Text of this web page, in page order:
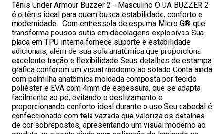
Tênis Under Armour Buzzer 2 - Masculino O UA BUZZER 2
é o tênis ideal para quem busca estabilidade, conforto e
modernidade Com entressola de espuma Micro G® que
transforma pousos sutis em decolagens explosivas Sua
placa em TPU interna fornece suporte e estabilidade
adicionais, além de sua sola anatômica que proporciona
excelente tração e flexibilidade Seus detalhes de estampa
gráfica conferem um visual moderno ao solado Conta ainda
com palmilha anatômica moldada composta por tecido
poliéster e EVA com 4mm de espessura, que se adapta
facilmente ao pé, evitando o deslizamento e
proporcionando conforto ideal durante o uso Seu cabedal é
confeccionado com tela vazada que valoriza os detalhes
de cor sobrepostos, apresentando um visual moderno ao